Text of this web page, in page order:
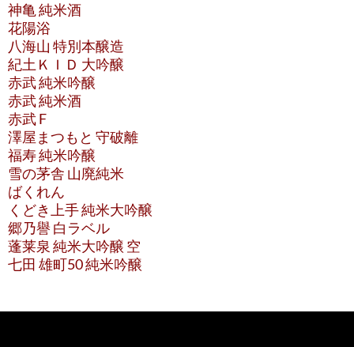
神亀 純米酒
花陽浴
八海山 特別本醸造
紀土ＫＩＤ 大吟醸
赤武 純米吟醸
赤武 純米酒
赤武 F
澤屋まつもと 守破離
福寿 純米吟醸
雪の茅舎 山廃純米
ばくれん
くどき上手 純米大吟醸
郷乃譽 白ラベル
蓬莱泉 純米大吟醸 空
七田 雄町50 純米吟醸